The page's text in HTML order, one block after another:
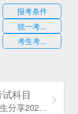
报考条件
统一考...
考生考...
科目
四川成人高考网​为广大考生分享2025年10月四川成考考试科目。为广大在职人员和社会人士提供学历提升的机会。更多四川成考考试信息，欢迎在线访问四川成人高考网。